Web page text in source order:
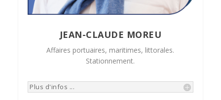
JEAN-CLAUDE MOREU
Affaires portuaires, maritimes, littorales.
Stationnement.
Plus d'infos ...